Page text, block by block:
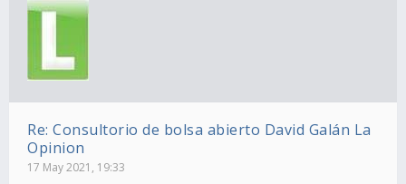
Re: Consultorio de bolsa abierto David Galán La
Opinion
17 May 2021, 19:33